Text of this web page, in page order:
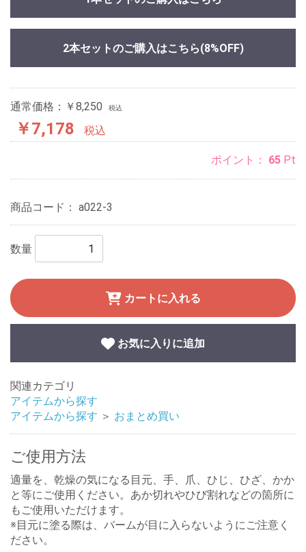
2本セットのご購入はこちら(8%OFF)
通常価格：￥8,250 税込
￥7,178 税込
ポイント： 65 Pt
商品コード： a022-3
数量
カートに入れる
お気に入りに追加
関連カテゴリ
アイテムから探す
アイテムから探す ＞ おまとめ買い
ご使用方法
適量を、乾燥の気になる目元、手、爪、ひじ、ひざ、かか
と等にご使用ください。あか切れやひび割れなどの箇所に
もご使用いただけます。
※目元に塗る際は、バームが目に入らないようにご注意く
ださい。